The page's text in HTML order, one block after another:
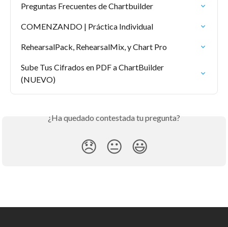
Preguntas Frecuentes de Chartbuilder
COMENZANDO | Práctica Individual
RehearsalPack, RehearsalMix, y Chart Pro
Sube Tus Cifrados en PDF a ChartBuilder
(NUEVO)
¿Ha quedado contestada tu pregunta?
😞 😐 😃